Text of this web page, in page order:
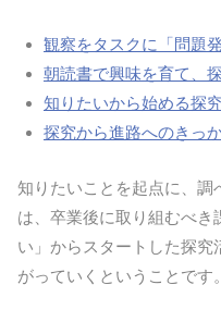
観察をタスクに「問題
朝読書で興味を育て、
知りたいから始める探
探究から進路へのきっ
知りたいことを起点に、調
は、卒業後に取り組むべき
い」からスタートした探究
がっていくということです。